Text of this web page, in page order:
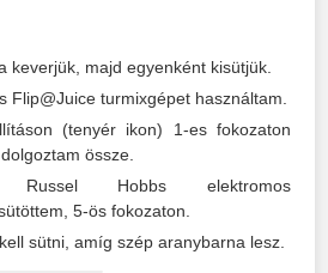
keverjük, majd egyenként kisütjük.
Flip@Juice turmixgépet használtam.
(tenyér ikon) 1-es fokozaton
össze.
Russel Hobbs elektromos
5-ös fokozaton.
sütni, amíg szép aranybarna lesz.